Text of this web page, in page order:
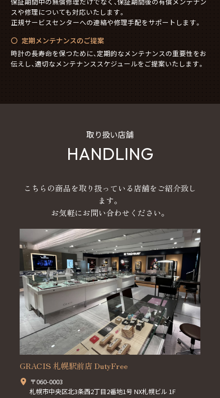
スや修理についても対応いたします。
正規サービスセンターへの連絡や修理手配をサポートします。
定期メンテナンスのご提案
時計の長寿命を保つために、定期的なメンテナンスの重要性をお
伝えし、適切なメンテナンススケジュールをご提案いたします。
取り扱い店舗
HANDLING
こちらの商品を取り扱っている店舗をご紹介致し
ます。
お気軽にお問い合わせください。
GRACIS 札幌駅前店 DutyFree
〒060-0003
札幌市中央区北3条西2丁目2番地1号 NX札幌ビル 1F